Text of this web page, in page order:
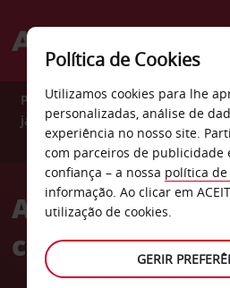
Poupe 10% durante todo o ano
já GRATUITAMENTE.
Alugue carros
confiança
Política de Cookies
Utilizamos cookies para lhe
personalizadas, análise de
experiência no nosso site.
com parceiros de publicidade
confiança – a nossa política de
informação. Ao clicar em
utilização de cookies.
GERIR